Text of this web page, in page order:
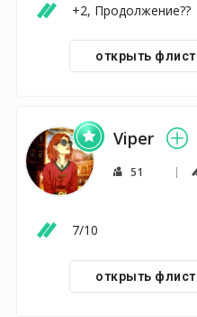
+2, Продолжение??
открыть флист
Viper
51
7/10
открыть флист